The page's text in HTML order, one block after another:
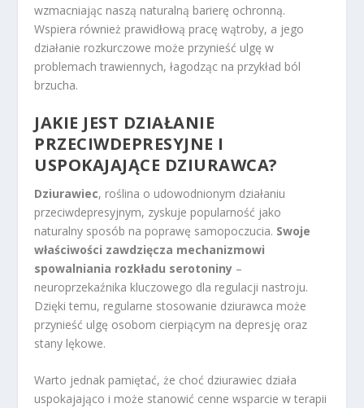
wzmacniając naszą naturalną barierę ochronną.
Wspiera również prawidłową pracę wątroby, a jego
działanie rozkurczowe może przynieść ulgę w
problemach trawiennych, łagodząc na przykład ból
brzucha.
JAKIE JEST DZIAŁANIE
PRZECIWDEPRESYJNE I
USPOKAJAJĄCE DZIURAWCA?
Dziurawiec, roślina o udowodnionym działaniu
przeciwdepresyjnym, zyskuje popularność jako
naturalny sposób na poprawę samopoczucia. Swoje
właściwości zawdzięcza mechanizmowi
spowalniania rozkładu serotoniny –
neuroprzekaźnika kluczowego dla regulacji nastroju.
Dzięki temu, regularne stosowanie dziurawca może
przynieść ulgę osobom cierpiącym na depresję oraz
stany lękowe.
Warto jednak pamiętać, że choć dziurawiec działa
uspokajająco i może stanowić cenne wsparcie w terapii